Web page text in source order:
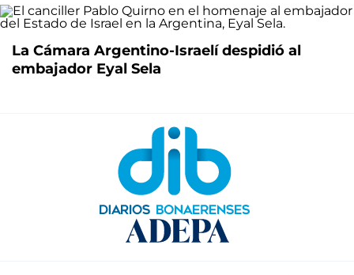
La Cámara Argentino-Israelí despidió al
embajador Eyal Sela